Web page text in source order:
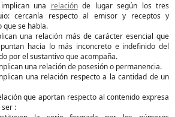
implican una relaciónde lugar según los tres
cercanía respecto al emisor y receptos y
que se habla.
una relación más de carácter esencial que
hacia lo más inconcreto e indefinido del
por el sustantivo que acompaña.
una relación de posesión o permanencia.
una relación respecto a la cantidad de un
que aportan respecto al contenido expresa
ser :